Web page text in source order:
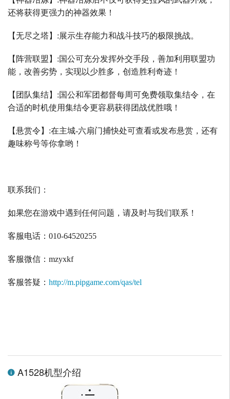
还将获得更强力的神器效果！
【无尽之塔】 :展示生存能力和战斗技巧的极限挑战。
【阵营联盟】 :国公可充分发挥外交手段，善加利用联盟功
能，改善劣势，实现以少胜多，创造胜利奇迹！
【团队集结】 :国公和军团都督每周可免费领取集结令，在
合适的时机使用集结令更容易获得团战优胜哦！
【悬赏令】 :在主城-六扇门捕快处可查看或发布悬赏，还有
趣味称号等你拿哟！
联系我们：
如果您在游戏中遇到任何问题，请及时与我们联系！
客服电话： 010-64520255
客服微信： mzyxkf
客服答疑： http://m.pipgame.com/qas/tel
A1528机型介绍